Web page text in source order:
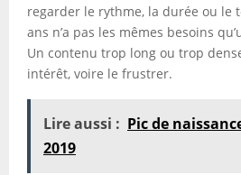
regarder le rythme, la durée ou le
ans n’a pas les mêmes besoins
Un contenu trop long ou trop
intérêt, voire le frustrer.
Lire aussi : Pic de
2019